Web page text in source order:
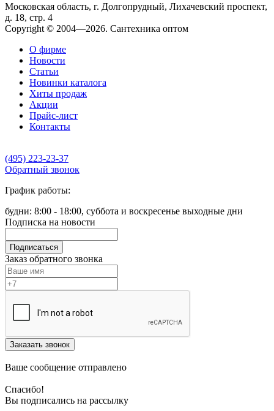
Московская область, г. Долгопрудный, Лихачевский проспект,
д. 18, стр. 4
Copyright © 2004—2026. Сантехника оптом
О фирме
Новости
Статьи
Новинки каталога
Хиты продаж
Акции
Прайс-лист
Контакты
(495) 223-23-37
Обратный звонок
График работы:
будни: 8:00 - 18:00, суббота и воскресенье выходные дни
Подписка на новости
Подписаться
Заказ обратного звонка
Заказать звонок
Ваше сообщение отправлено
Спасибо!
Вы подписались на рассылку